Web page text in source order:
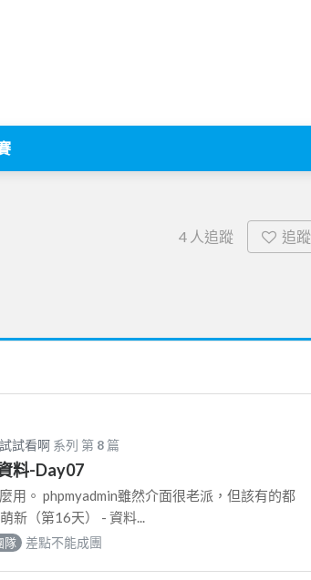
4 人追蹤 追蹤
試看啊 系列 第 8 篇
料-Day07
用。 phpmyadmin雖然介面很老派，但該有的都
新（第16天） - 資料...
隊 差點不能成團